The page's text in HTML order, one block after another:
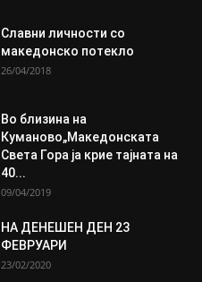
Славни личности со
македонско потекло
26/04/2018
Во близина на
Кумановo„Македонската
Света Гора ја крие тајната на
40...
09/04/2019
НА ДЕНЕШЕН ДЕН 23
ФЕВРУАРИ
23/02/2020